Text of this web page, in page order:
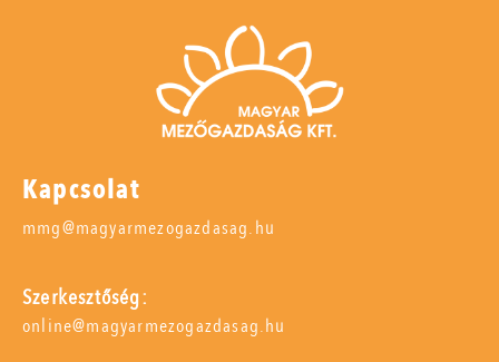
Kapcsolat
mmg@magyarmezogazdasag.hu
Szerkesztőség:
online@magyarmezogazdasag.hu